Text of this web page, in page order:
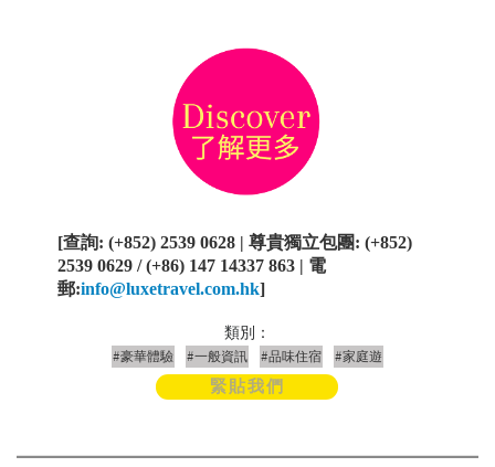
[查詢: (+852) 2539 0628 |尊貴獨立包團: (+852)
2539 0629 / (+86) 147 14337 863 | 電
郵:info@luxetravel.com.hk]
類別：
#豪華體驗 #一般資訊 #品味住宿 #家庭遊
緊貼我們